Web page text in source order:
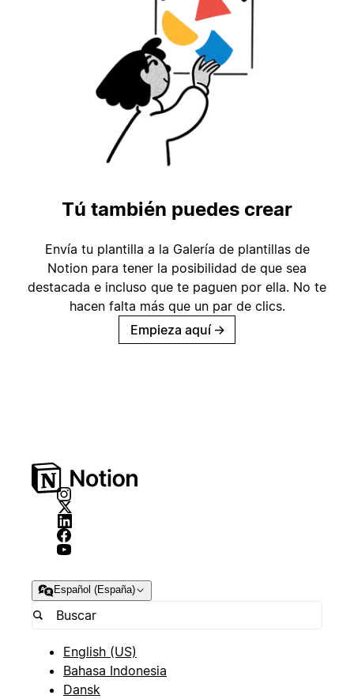
Tú también puedes crear
Envía tu plantilla a la Galería de plantillas de
Notion para tener la posibilidad de que sea
destacada e incluso que te paguen por ella. No te
hacen falta más que un par de clics.
Empieza aquí →
Español (España)
English (US)
Bahasa Indonesia
Dansk